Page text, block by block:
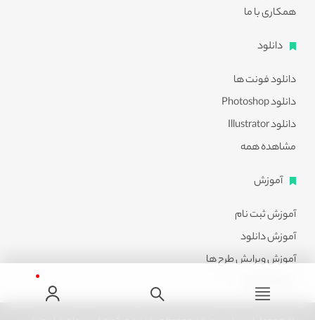
همکاری با ما
دانلود
دانلود فونت ها
دانلود Photoshop
دانلود Illustrator
مشاهده همه
آموزش
آموزش ثبت نام
آموزش دانلود
آموزش ویرایش طرح ها